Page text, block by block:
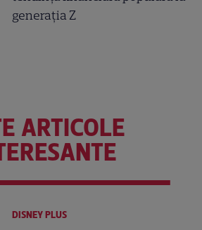
generația Z
ARTICOLE
DISNEY PLUS